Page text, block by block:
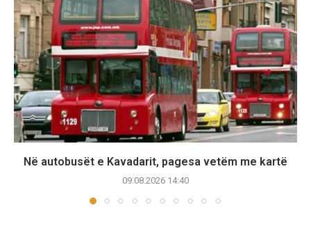
Në autobusët e Kavadarit, pagesa vetëm me kartë
09.08.2026 14:40